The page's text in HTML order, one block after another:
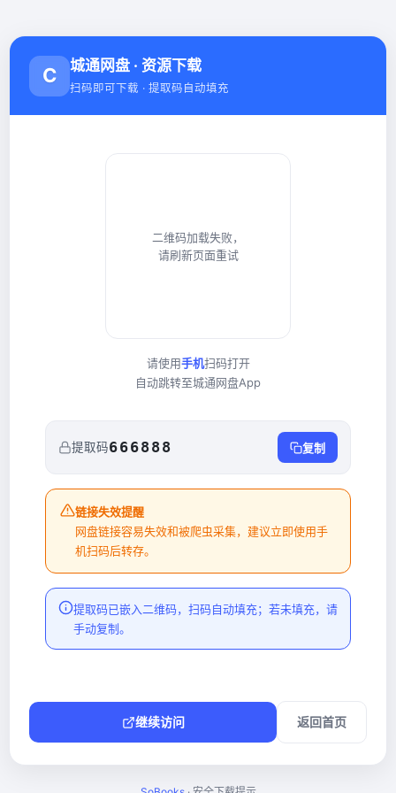
C 城通网盘 · 资源下载
扫码即可下载 · 提取码自动填充
二维码加载失败，
请刷新页面重试
请使用手机扫码打开
自动跳转至城通网盘App
提取码666888 复制
链接失效提醒
网盘链接容易失效和被爬虫采集，建议立即使用手
机扫码后转存。
提取码已嵌入二维码，扫码自动填充；若未填充，请
手动复制。
继续访问 返回首页